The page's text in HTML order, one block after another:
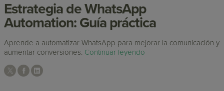
Estrategia de WhatsApp
Automation: Guía práctica
Aprende a automatizar WhatsApp para mejorar la comunicación y
aumentar conversiones. Continuar leyendo